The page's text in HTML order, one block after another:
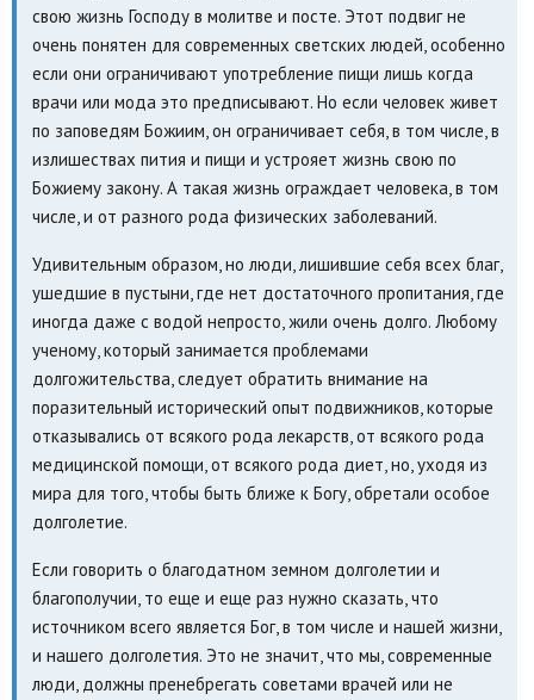
свою жизнь Господу в молитве и посте. Этот подвиг не
очень понятен для современных светских людей, особенно
если они ограничивают употребление пищи лишь когда
врачи или мода это предписывают. Но если человек живет
по заповедям Божиим, он ограничивает себя, в том числе, в
излишествах пития и пищи и устрояет жизнь свою по
Божиему закону. А такая жизнь ограждает человека, в том
числе, и от разного рода физических заболеваний.
Удивительным образом, но люди, лишившие себя всех благ,
ушедшие в пустыни, где нет достаточного пропитания, где
иногда даже с водой непросто, жили очень долго. Любому
ученому, который занимается проблемами
долгожительства, следует обратить внимание на
поразительный исторический опыт подвижников, которые
отказывались от всякого рода лекарств, от всякого рода
медицинской помощи, от всякого рода диет, но, уходя из
мира для того, чтобы быть ближе к Богу, обретали особое
долголетие.
Если говорить о благодатном земном долголетии и
благополучии, то еще и еще раз нужно сказать, что
источником всего является Бог, в том числе и нашей жизни,
и нашего долголетия. Это не значит, что мы, современные
люди, должны пренебрегать советами врачей или не